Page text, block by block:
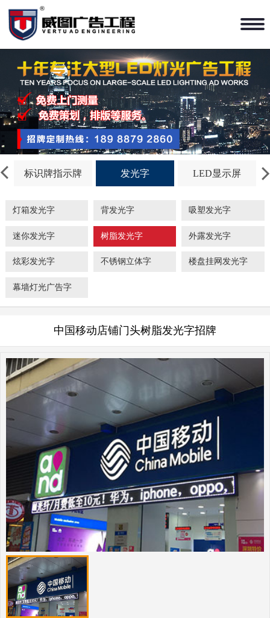
标识牌指示牌 发光字 LED显示屏
灯箱发光字 背发光字 吸塑发光字
迷你发光字 树脂发光字 外露发光字
炫彩发光字 不锈钢立体字 楼盘挂网发光字
幕墙灯光广告字
中国移动店铺门头树脂发光字招牌